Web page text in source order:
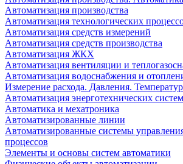
Автоматизация производства
Автоматизация технологических
Автоматизация средств измерений
Автоматизация средств производства
Автоматизация ЖКХ
Автоматизация вентиляции и
Автоматизация водоснабжения и
Измерение расхода. Давления.
Автоматизация энерготехнических систем
Автоматика и мехатроника
Автоматизированные линии
Автоматизированные системы
процессов
Элементы и основы систем автоматики